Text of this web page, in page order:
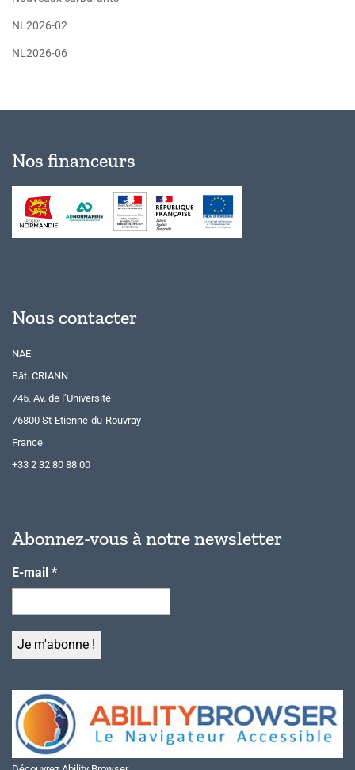
NL2026-02
NL2026-06
Nos financeurs
Nous contacter
NAE
Bât. CRIANN
745, Av. de l’Université
76800 St-Etienne-du-Rouvray
France
+33 2 32 80 88 00
Abonnez-vous à notre newsletter
E-mail *